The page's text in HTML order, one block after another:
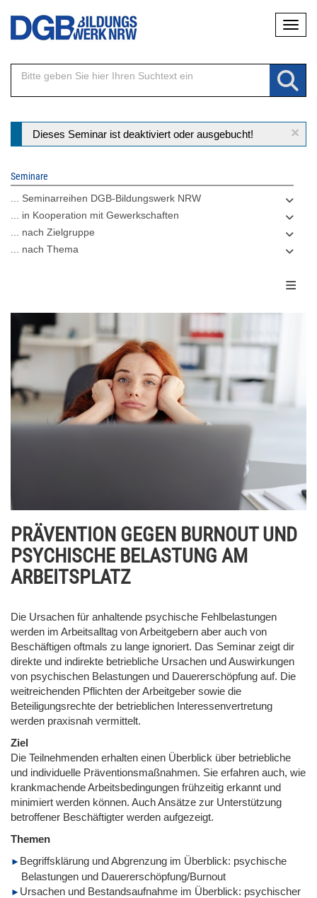
Direkt
Inhalt
×
Statusmeldung
Dieses Seminar ist deaktiviert oder ausgebucht!
Seminare
... Seminarreihen DGB-Bildungswerk NRW
... in Kooperation mit Gewerkschaften
... nach Zielgruppe
... nach Thema
PRÄVENTION GEGEN BURNOUT UND
PSYCHISCHE BELASTUNG AM
ARBEITSPLATZ
Die Ursachen für anhaltende psychische Fehlbelastungen
werden im Arbeitsalltag von Arbeitgebern aber auch von
Beschäftigen oftmals zu lange ignoriert. Das Seminar zeigt dir
direkte und indirekte betriebliche Ursachen und Auswirkungen
von psychischen Belastungen und Dauererschöpfung auf. Die
weitreichenden Pflichten der Arbeitgeber sowie die
Beteiligungsrechte der betrieblichen Interessenvertretung
werden praxisnah vermittelt.
Ziel
Die Teilnehmenden erhalten einen Überblick über betriebliche
und individuelle Präventionsmaßnahmen. Sie erfahren auch, wie
krankmachende Arbeitsbedingungen frühzeitig erkannt und
minimiert werden können. Auch Ansätze zur Unterstützung
betroffener Beschäftigter werden aufgezeigt.
Themen
Begriffsklärung und Abgrenzung im Überblick: psychische
Belastungen und Dauererschöpfung/Burnout
Ursachen und Bestandsaufnahme im Überblick: psychischer